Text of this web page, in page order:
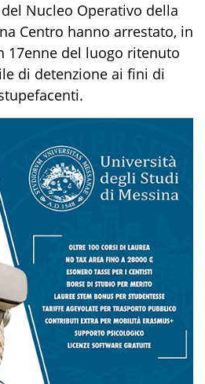
Nucleo Operativo della
Centro hanno arrestato, in
17enne del luogo ritenuto
di detenzione ai fini di
.